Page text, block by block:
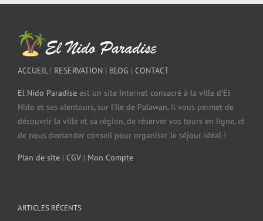
ACCUEIL| RESERVATION | BLOG | CONTACT
El Nido Paradise est un site Internet consacré à la ville d'El
Nido et ses alentours, sur l'île de Palawan. Il vous permet de
découvrir la ville et sa région, de réserver vos tours en ligne, et
de nous demander conseil pour organiser le séjour idéal !
Plan de site | CGV | Mon Compte
ARTICLES RÉCENTS